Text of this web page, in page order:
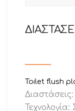
Toilet flush